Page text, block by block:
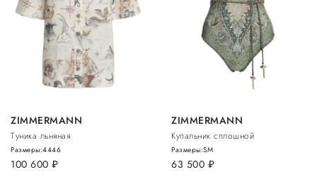
ZIMMERMANN
Туника льняная
100 600 руб.
Размеры:4446
ZIMMERMANN
Купальник сплошной
63 500 руб.
Размеры:SM